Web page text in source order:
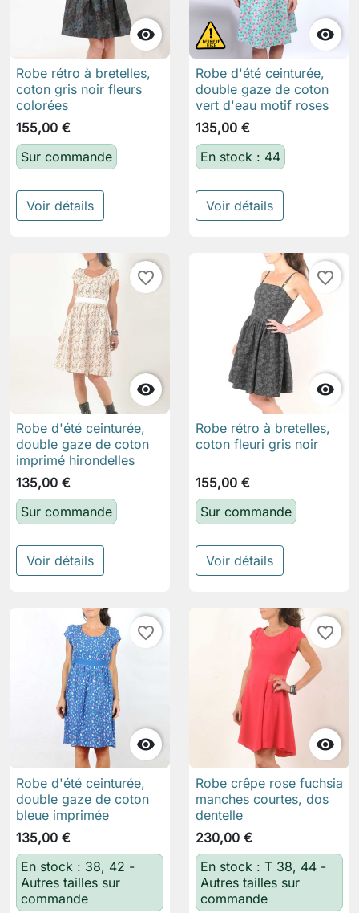

Robe rétro à bretelles,
coton gris noir fleurs
colorées
155,00 €
Sur commande
Voir détails

Robe d'été ceinturée,
double gaze de coton
vert d'eau motif roses
135,00 €
En stock : 44
Voir détails

favorite_border
Robe d'été ceinturée,
double gaze de coton
imprimé hirondelles
135,00 €
Sur commande
Voir détails

favorite_border
Robe rétro à bretelles,
coton fleuri gris noir
155,00 €
Sur commande
Voir détails

favorite_border
Robe d'été ceinturée,
double gaze de coton
bleue imprimée
135,00 €
En stock : 38, 42 -
Autres tailles sur
commande

favorite_border
Robe crêpe rose fuchsia
manches courtes, dos
dentelle
230,00 €
En stock : T 38, 44 -
Autres tailles sur
commande